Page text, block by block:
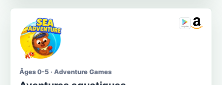
Âges 0-5 · Adventure Games